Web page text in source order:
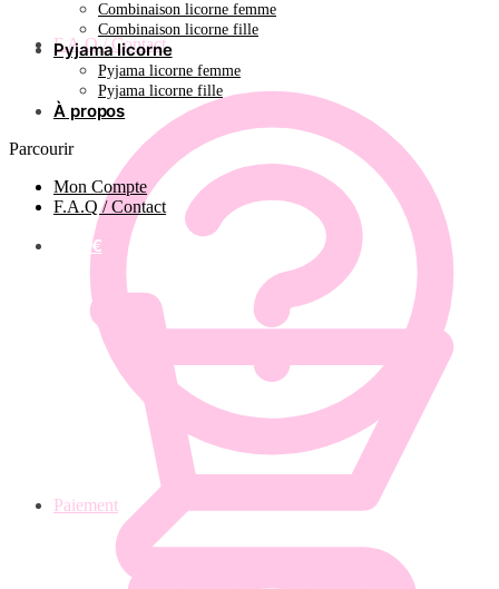
F.A.Q / Contact
Paiement
Combinaison licorne femme
Combinaison licorne fille
Pyjama licorne
Pyjama licorne femme
Pyjama licorne fille
À propos
Parcourir
Mon Compte
F.A.Q / Contact
€